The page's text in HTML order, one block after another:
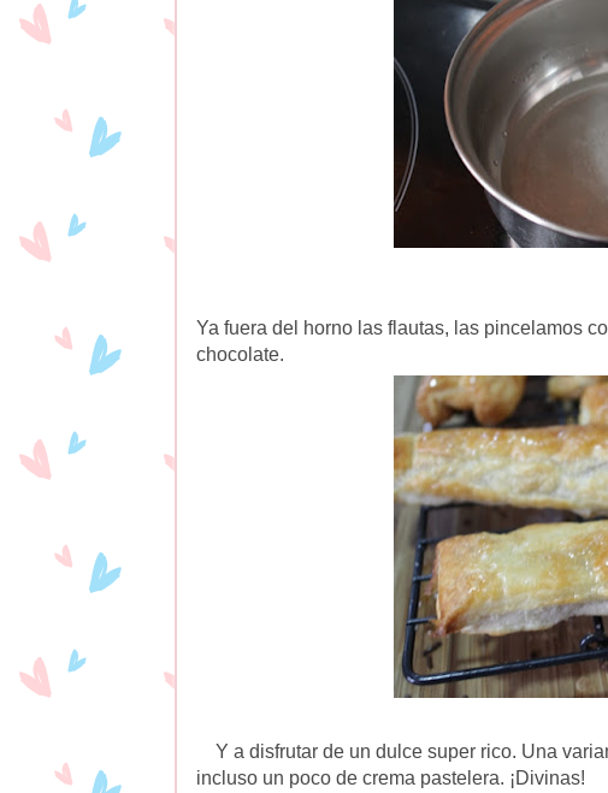
Ya fuera del horno las flautas, las pincelamos
chocolate.
Y a disfrutar de un dulce super rico. Una
incluso un poco de crema pastelera. ¡Divinas!